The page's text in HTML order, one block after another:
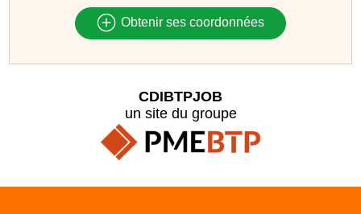
Obtenir ses coordonnées
CDIBTPJOB
un site du groupe